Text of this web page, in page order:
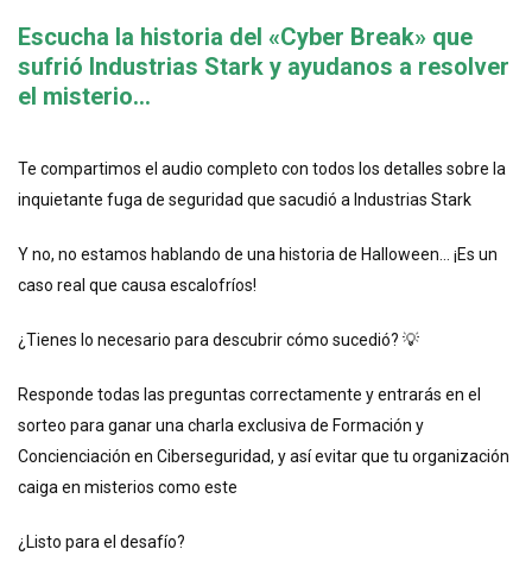
Escucha la historia del «Cyber Break» que
sufrió Industrias Stark y ayudanos a resolver
el misterio…
Te compartimos el audio completo con todos los detalles sobre la
inquietante fuga de seguridad que sacudió a Industrias Stark
Y no, no estamos hablando de una historia de Halloween… ¡Es un
caso real que causa escalofríos!
¿Tienes lo necesario para descubrir cómo sucedió? 💡
Responde todas las preguntas correctamente y entrarás en el
sorteo para ganar una charla exclusiva de Formación y
Concienciación en Ciberseguridad, y así evitar que tu organización
caiga en misterios como este
¿Listo para el desafío?